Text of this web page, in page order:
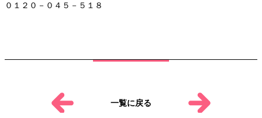
０１２０－０４５－５１８
一覧に戻る